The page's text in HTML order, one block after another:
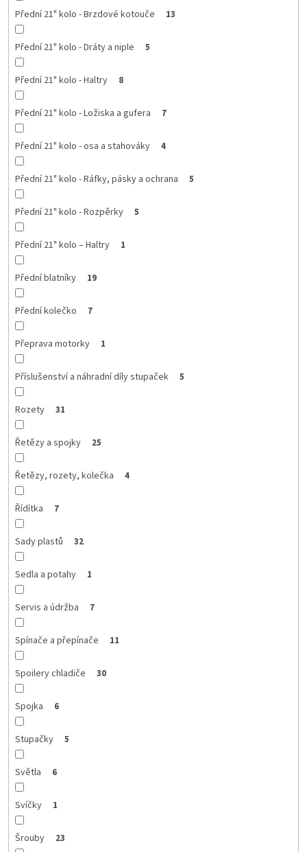
Přední 21" kolo - Brzdové kotouče 13
Přední 21" kolo - Dráty a niple 5
Přední 21" kolo - Haltry 8
Přední 21" kolo - Ložiska a gufera 7
Přední 21" kolo - osa a stahováky 4
Přední 21" kolo - Ráfky, pásky a ochrana 5
Přední 21" kolo - Rozpěrky 5
Přední 21" kolo – Haltry 1
Přední blatníky 19
Přední kolečko 7
Přeprava motorky 1
Příslušenství a náhradní díly stupaček 5
Rozety 31
Řetězy a spojky 25
Řetězy, rozety, kolečka 4
Řídítka 7
Sady plastů 32
Sedla a potahy 1
Servis a údržba 7
Spínače a přepínače 11
Spoilery chladiče 30
Spojka 6
Stupačky 5
Světla 6
Svíčky 1
Šrouby 23